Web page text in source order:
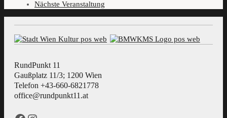
Nächste Veranstaltung
RundPunkt 11
Gaußplatz 11/3; 1200 Wien
Telefon +43-660-6821778
office@rundpunkt11.at